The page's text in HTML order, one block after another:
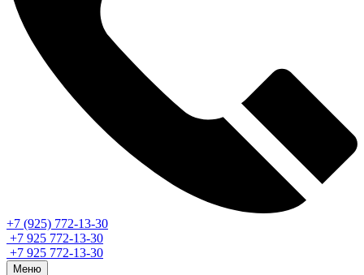
+7 (925) 772-13-30
+7 925 772-13-30
+7 925 772-13-30
Меню